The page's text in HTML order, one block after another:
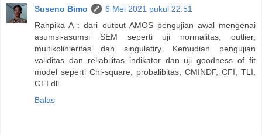
Suseno Bimo
6 Mei 2021 pukul 22.51
Rahpika A : dari output AMOS pengujian awal mengenai
asumsi-asumsi SEM seperti uji normalitas, outlier,
multikolinieritas dan singulatiry. Kemudian pengujian
validitas dan reliabilitas indikator dan uji goodness of fit
model seperti Chi-square, probalibitas, CMINDF, CFI, TLI,
GFI dll.
Balas